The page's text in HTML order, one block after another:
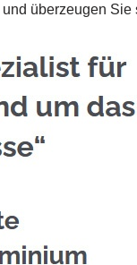
überzeugen